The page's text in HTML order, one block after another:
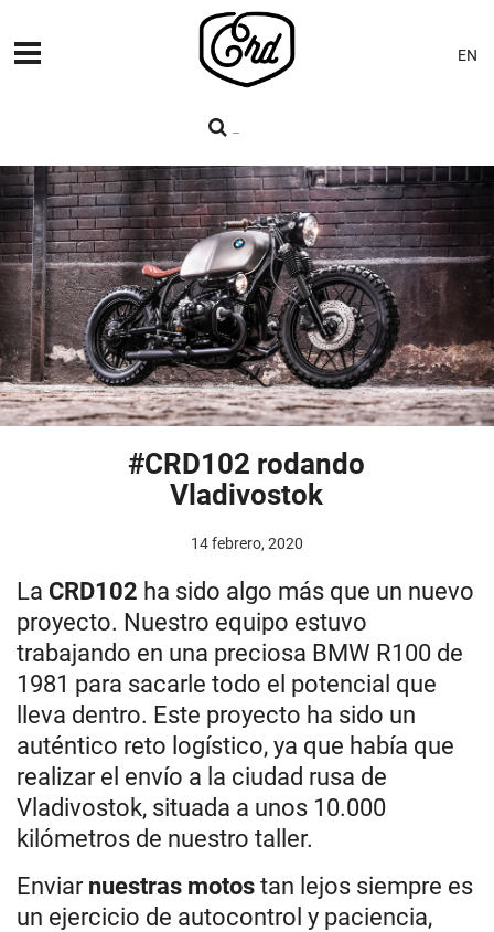
MÁQUINAS
PREMIERES
BLOG
CONTACTO
EN
#CRD102 rodando
Vladivostok
14 febrero, 2020
La CRD102 ha sido algo más que un nuevo
proyecto. Nuestro equipo estuvo
trabajando en una preciosa BMW R100 de
1981 para sacarle todo el potencial que
lleva dentro. Este proyecto ha sido un
auténtico reto logístico, ya que había que
realizar el envío a la ciudad rusa de
Vladivostok, situada a unos 10.000
kilómetros de nuestro taller.
Enviar nuestras motos tan lejos siempre es
un ejercicio de autocontrol y paciencia,